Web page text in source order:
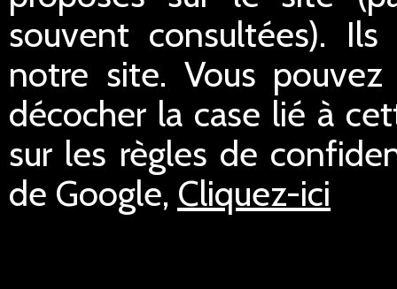
souvent consultées).
notre site. Vous
décocher la case lié à
sur les règles de
de Google, Cliquez-ici